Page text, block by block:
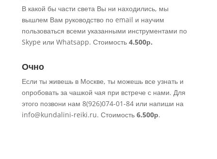
В какой бы части света Вы ни находились, мы
вышлем Вам руководство по email и научим
пользоваться всеми указанными инструментами по
Skype или Whatsapp. Стоимость 4.500р.
Очно
Если ты живешь в Москве, ты можешь все узнать и
опробовать за чашкой чая при встрече с нами. Для
этого позвони нам 8(926)074-01-84 или напиши на
info@kundalini-reiki.ru. Стоимость 6.500р.